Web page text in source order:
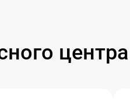
центра